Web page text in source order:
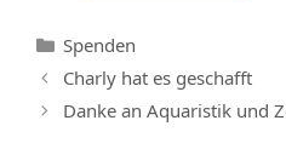
Kategorien
Spenden
Charly hat es geschafft
Danke an Aquaristik und